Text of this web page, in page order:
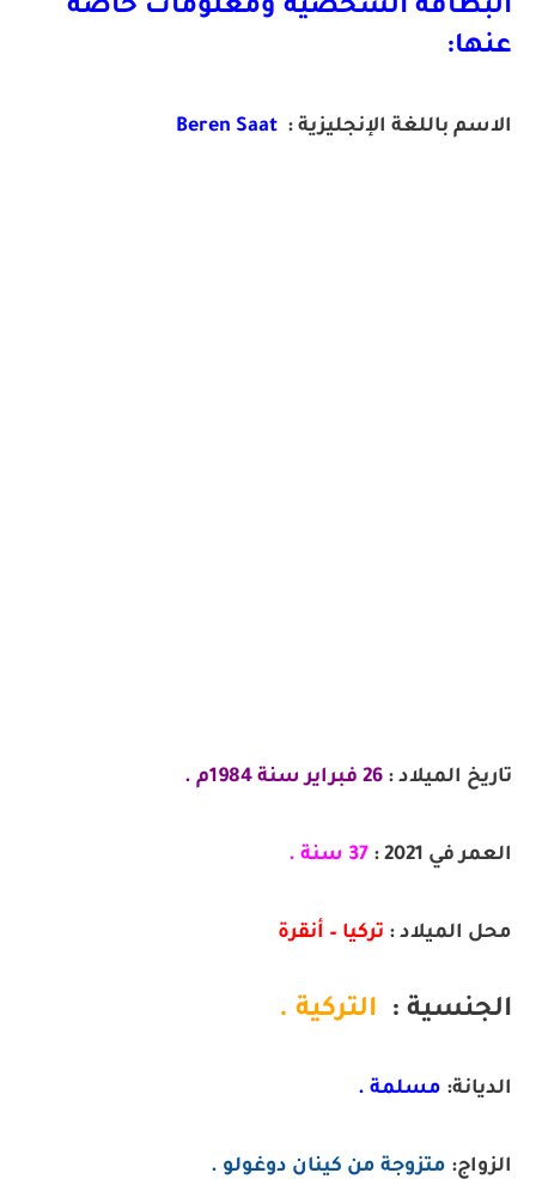
البطاقة الشخصية ومعلومات خاصة
عنها:
الاسم باللغة الإنجليزية : Beren Saat
تاريخ الميلاد : 26 فبراير سنة 1984م .
العمر في 2021 : 37 سنة .
محل الميلاد : تركيا – أنقرة
الجنسية : التركية .
الديانة: مسلمة .
الزواج: متزوجة من كينان دوغولو .